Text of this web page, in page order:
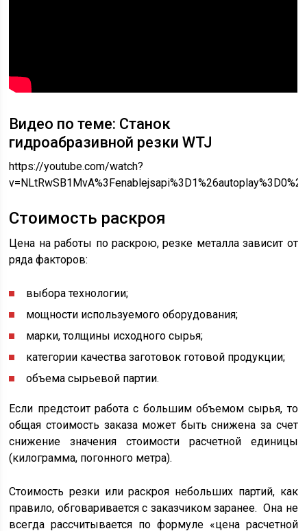
Видео по теме: Станок
гидроабразивной резки WTJ
https://youtube.com/watch?
Стоимость раскроя
Цена на работы по раскрою, резке металла зависит от
ряда факторов:
выбора технологии;
мощности используемого оборудования;
марки, толщины исходного сырья;
категории качества заготовок готовой продукции;
объема сырьевой партии.
Если предстоит работа с большим объемом сырья, то
общая стоимость заказа может быть снижена за счет
снижение значения стоимости расчетной единицы
(килограмма, погонного метра).
Стоимость резки или раскроя небольших партий, как
правило, обговаривается с заказчиком заранее. Она не
всегда рассчитывается по формуле «цена расчетной